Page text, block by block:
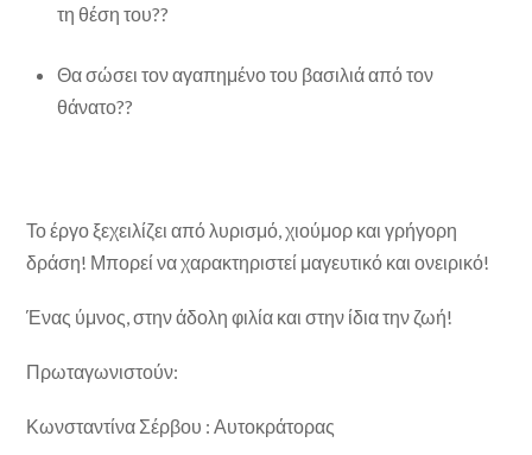
τη θέση του??
Θα σώσει τον αγαπημένο του βασιλιά από τον
θάνατο??
Το έργο ξεχειλίζει από λυρισμό, χιούμορ και γρήγορη
δράση! Μπορεί να χαρακτηριστεί μαγευτικό και ονειρικό!
Ένας ύμνος, στην άδολη φιλία και στην ίδια την ζωή!
Πρωταγωνιστούν:
Κωνσταντίνα Σέρβου : Αυτοκράτορας